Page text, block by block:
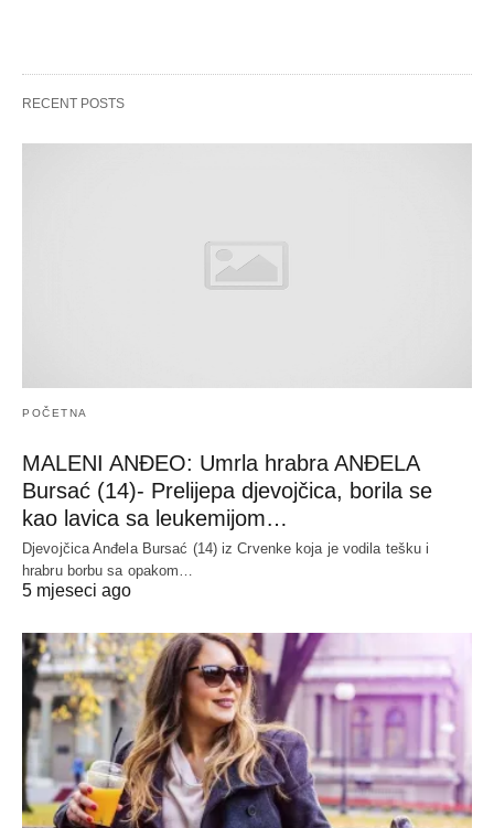
RECENT POSTS
POČETNA
MALENI ANĐEO: Umrla hrabra ANĐELA
Bursać (14)- Prelijepa djevojčica, borila se
kao lavica sa leukemijom…
Djevojčica Anđela Bursać (14) iz Crvenke koja je vodila tešku i
hrabru borbu sa opakom…
5 mjeseci ago